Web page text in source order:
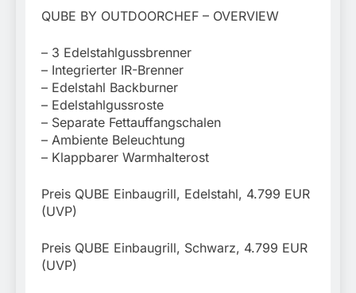
QUBE BY OUTDOORCHEF – OVERVIEW
– 3 Edelstahlgussbrenner
– Integrierter IR-Brenner
– Edelstahl Backburner
– Edelstahlgussroste
– Separate Fettauffangschalen
– Ambiente Beleuchtung
– Klappbarer Warmhalterost
Preis QUBE Einbaugrill, Edelstahl, 4.799 EUR
(UVP)
Preis QUBE Einbaugrill, Schwarz, 4.799 EUR
(UVP)